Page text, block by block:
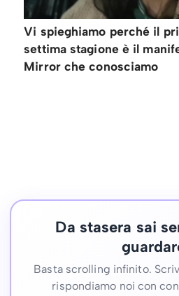
Vi spieghiamo perché il
settima stagione è il
Mirror che conosciamo
Da stasera sai
Basta scrolling infinito.
rispondiamo noi con